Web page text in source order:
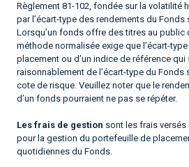
Règlement 81-102, fondée sur la volatilité
par l’écart-type des rendements du Fonds
Lorsqu’un fonds offre des titres au public
méthode normalisée exige que l’écart-
placement ou d’un indice de référence
raisonnablement de l’écart-type du
cote de risque. Veuillez noter que le
d’un fonds pourraient ne pas se répéter.
Les frais de gestion sont les frais
pour la gestion du portefeuille de
quotidiennes du Fonds.